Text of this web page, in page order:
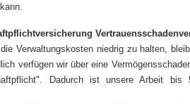
Verwaltungskosten niedrig zu halten,
verfügen wir über eine
Dadurch ist unsere Arbeit